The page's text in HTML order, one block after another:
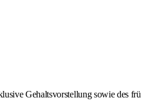
Gehaltsvorstellung sowie des